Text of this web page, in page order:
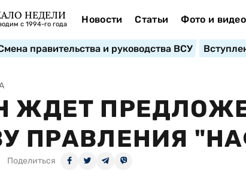
НЕДЕЛИ
с 1994-го года Новости Статьи Фото и видео
правительства и руководства ВСУ
ЖДЕТ
ПРАВЛЕНИЯ
Поделиться